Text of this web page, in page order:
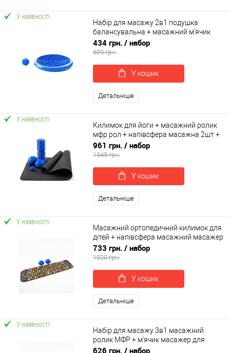
У наявності
Набір для масажу 2в1 подушка
балансувальна + масажний м'ячик
масажер для ніг МФР OSPORT Set 29
(n-0060)
434 грн. / набор
609 грн.
У кошик
Детальніше
У наявності
Килимок для йоги + масажний ролик
мфр рол + напівсфера масажна 2шт +
масажний м'ячик OSPORT Set 59 (n-
0089)
961 грн. / набор
1345 грн.
У кошик
Детальніше
У наявності
Масажний ортопедичний килимок для
дітей + напівсфера масажний масажер
для ніг 2шт OSPORT Set 72 (n-0102)
733 грн. / набор
1020 грн.
У кошик
Детальніше
У наявності
Набір для масажу 3в1 масажний
ролик МФР + м'ячик масажер для
спини ніг +напівсфера 2шт OSPORT Set
626 грн. / набор